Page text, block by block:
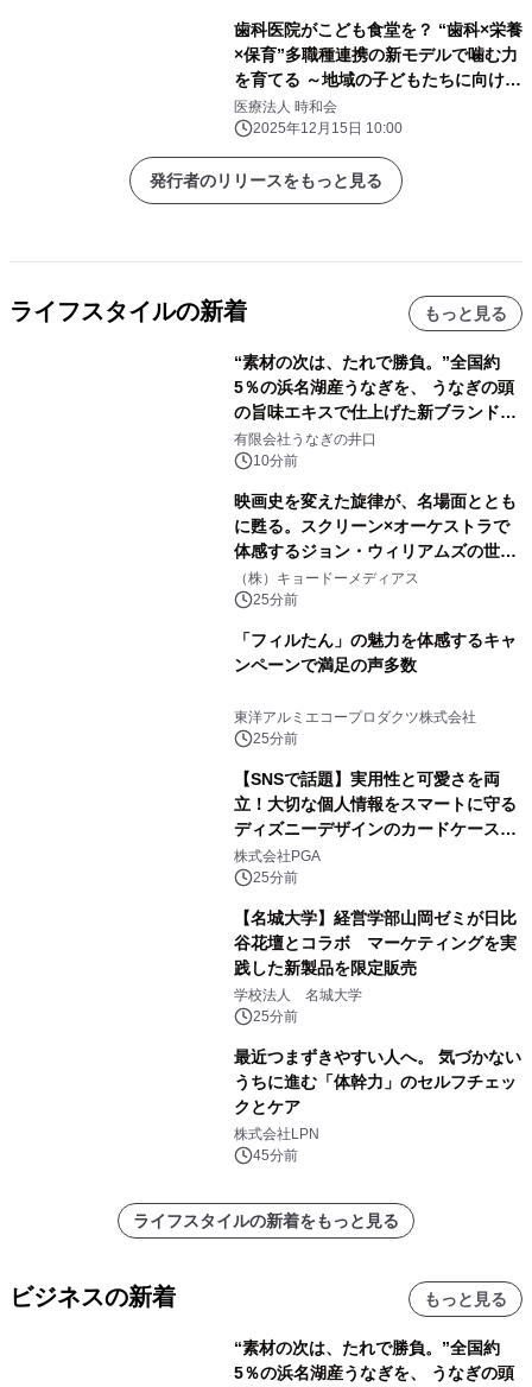
歯科医院がこども食堂を？ “歯科×栄養
×保育”多職種連携の新モデルで噛む力
を育てる ～地域の子どもたちに向け
た“食育×口育”の新しい取り組み～
医療法人 時和会
2025年12月15日 10:00
発行者のリリースをもっと見る
ライフスタイルの新着 もっと見る
“素材の次は、たれで勝負。”全国約
5％の浜名湖産うなぎを、 うなぎの頭
の旨味エキスで仕上げた新ブランド
「井口の誉」誕生
有限会社うなぎの井口
10分前
映画史を変えた旋律が、名場面ととも
に甦る。スクリーン×オーケストラで
体感するジョン・ウィリアムズの世
界。ジョン・ウィリアムズ：シネマ・
スペクタキュラー・コンサート 開催決
（株）キョードーメディアス
25分前
「フィルたん」の魅力を体感するキャ
ンペーンで満足の声多数
東洋アルミエコープロダクツ株式会社
25分前
【SNSで話題】実用性と可愛さを両
立！大切な個人情報をスマートに守る
ディズニーデザインのカードケースを
株式会社PGAが8月7日発売
株式会社PGA
25分前
【名城大学】経営学部山岡ゼミが日比
谷花壇とコラボ マーケティングを実
践した新製品を限定販売
学校法人 名城大学
25分前
最近つまずきやすい人へ。 気づかない
うちに進む「体幹力」のセルフチェッ
クとケア
株式会社LPN
45分前
ライフスタイルの新着をもっと見る
ビジネスの新着 もっと見る
“素材の次は、たれで勝負。”全国約
5％の浜名湖産うなぎを、 うなぎの頭